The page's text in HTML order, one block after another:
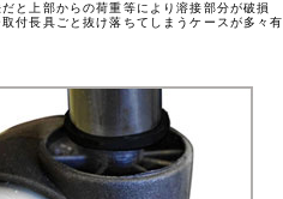
と上部からの荷重等により溶接部分が破損
取付長具ごと抜け落ちてしまうケースが多々有